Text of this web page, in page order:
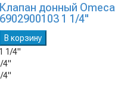
Клапан донный Omeca
6902900103 1 1/4"
В корзину
4"
4"